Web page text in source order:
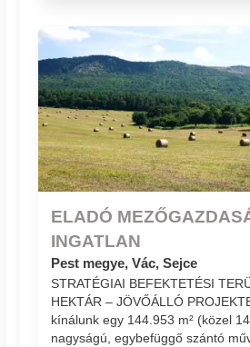
ELADÓ
INGATLAN
Pest megye, Vác, Sejce
STRATÉGIAI BEFEKTETÉSI
HEKTÁR – JÖVŐÁLLÓ
kínálunk egy 144.953 m² (közel
nagyságú, egybefüggő szántó